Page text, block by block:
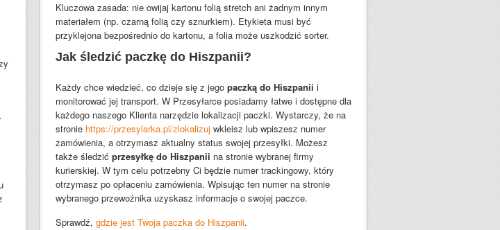
Kluczowa zasada: nie owijaj kartonu folią stretch ani żadnym innym
materiałem (np. czarną folią czy sznurkiem). Etykieta musi być
przyklejona bezpośrednio do kartonu, a folia może uszkodzić sorter.
Jak śledzić paczkę do Hiszpanii?
Każdy chce wiedzieć, co dzieje się z jego paczką do Hiszpanii i
monitorować jej transport. W Przesyłarce posiadamy łatwe i dostępne dla
każdego naszego Klienta narzędzie lokalizacji paczki. Wystarczy, że na
stronie https://przesylarka.pl/zlokalizuj wkleisz lub wpiszesz numer
zamówienia, a otrzymasz aktualny status swojej przesyłki. Możesz
także śledzić przesyłkę do Hiszpanii na stronie wybranej firmy
kurierskiej. W tym celu potrzebny Ci będzie numer trackingowy, który
otrzymasz po opłaceniu zamówienia. Wpisując ten numer na stronie
wybranego przewoźnika uzyskasz informacje o swojej paczce.
Sprawdź, gdzie jest Twoja paczka do Hiszpanii.